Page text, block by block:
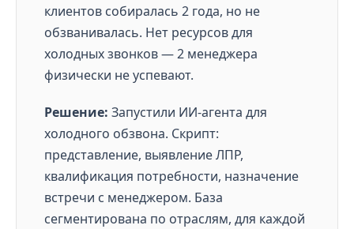
клиентов собиралась 2 года, но не
обзванивалась. Нет ресурсов для
холодных звонков — 2 менеджера
физически не успевают.
Решение: Запустили ИИ-агента для
холодного обзвона. Скрипт:
представление, выявление ЛПР,
квалификация потребности, назначение
встречи с менеджером. База
сегментирована по отраслям, для каждой